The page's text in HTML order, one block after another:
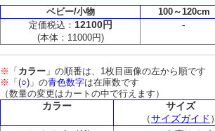
ベビー/小物 100～120cm
定価税込： 12100円
(本体：11000円)
-
※ 「カラー 」の順番は、1枚目画像の左から順です
※ 「(○)」の青色数字は在庫数です
（数量の変更はカートの中で行えます）
カラー
サイズ
（サイズガイド ）